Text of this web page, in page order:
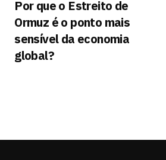
Por que o Estreito de
Ormuz é o ponto mais
sensível da economia
global?